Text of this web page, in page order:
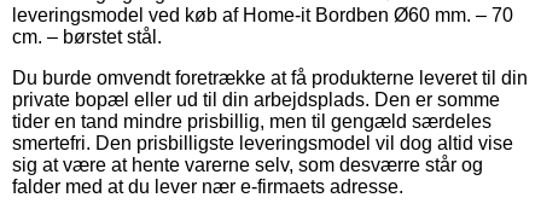
leveringsmodel ved køb af Home-it Bordben Ø60 mm. – 70
cm. – børstet stål.
Du burde omvendt foretrække at få produkterne leveret til din
private bopæl eller ud til din arbejdsplads. Den er somme
tider en tand mindre prisbillig, men til gengæld særdeles
smertefri. Den prisbilligste leveringsmodel vil dog altid vise
sig at være at hente varerne selv, som desværre står og
falder med at du lever nær e-firmaets adresse.